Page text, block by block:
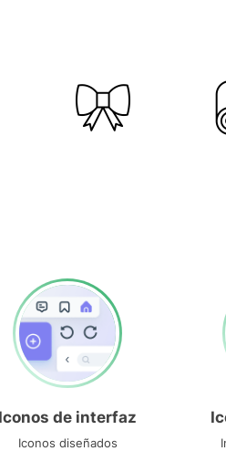
Iconos de interfaz
Iconos diseñados